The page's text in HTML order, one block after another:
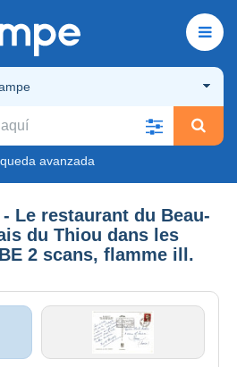
avanzada
Le restaurant du Beau-
du Thiou dans les
2 scans, flamme ill.